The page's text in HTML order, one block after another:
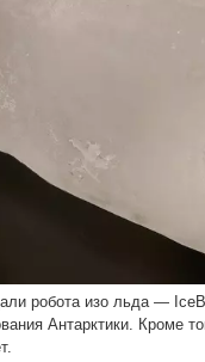
робота изо льда —
Антарктики. Кроме